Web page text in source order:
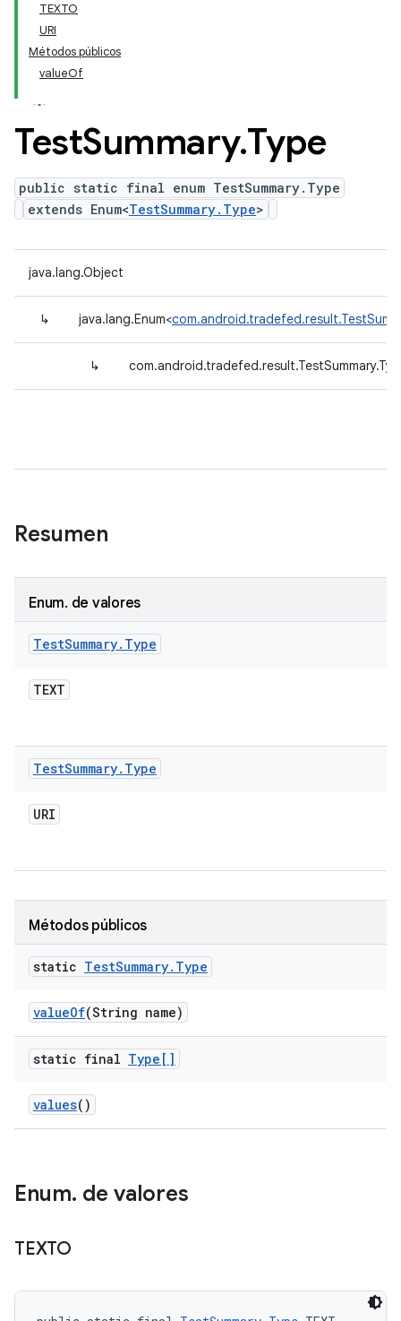
TEXTO
URI
Métodos públicos
valueOf
TestSummary.Type
public static final enum TestSummary.Type
extends Enum<TestSummary.Type>
java.lang.Object
↳ java.lang.Enum<
↳
Resumen
Enum. de valores
TestSummary. Type
TEXT
TestSummary. Type
URI
Métodos públicos
static TestSummary. Type
valueOf(String name)
static final Type[]
values()
Enum. de valores
TEXTO